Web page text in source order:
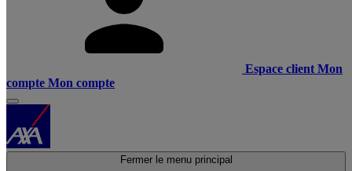
Espace client Mon
compte Mon compte
Fermer le menu principal